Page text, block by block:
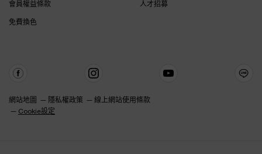
會員權益條款
免費換色
人才招募
網站地圖 隱私權政策
線上網站使用條款
Cookie設定